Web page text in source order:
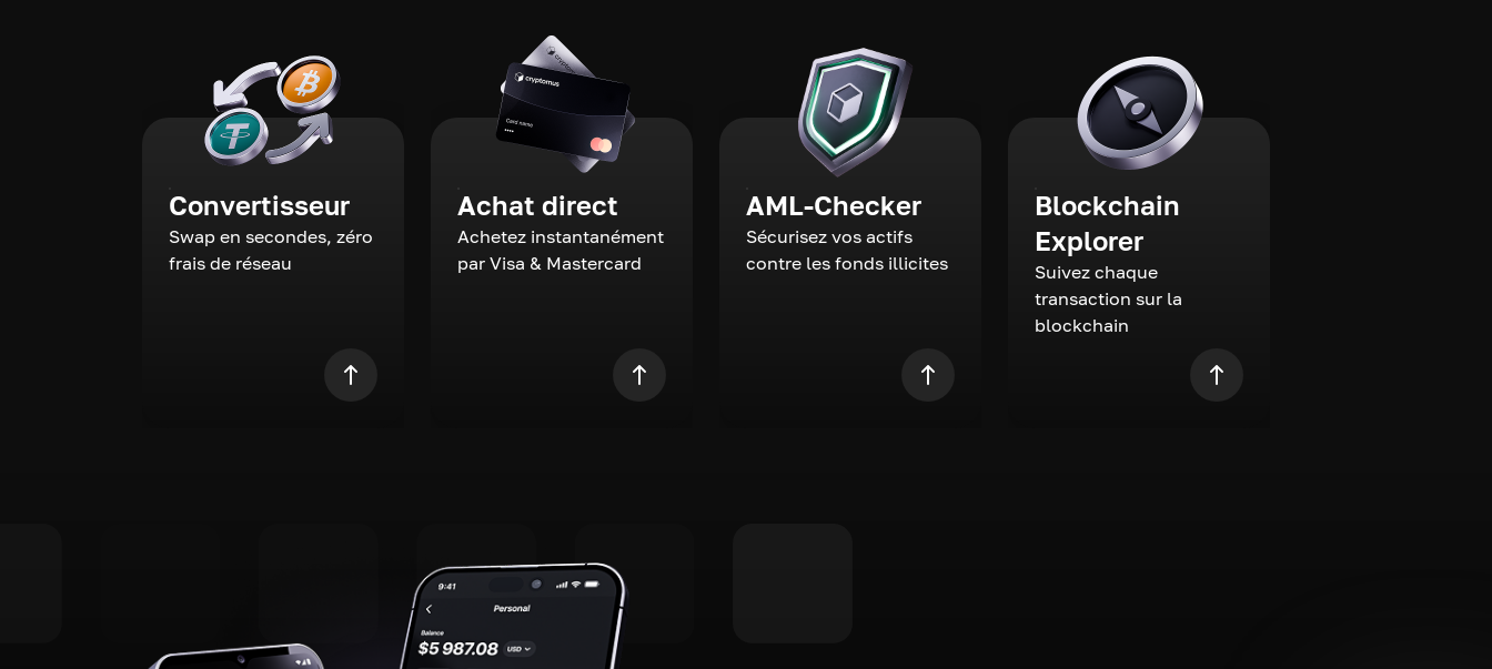
Convertisseur
Swap en secondes, zéro
frais de réseau
Achat direct
Achetez instantanément
par Visa & Mastercard
AML-Checker
Sécurisez vos actifs
contre les fonds illicites
Blockchain
Explorer
Suivez chaque
transaction sur la
blockchain